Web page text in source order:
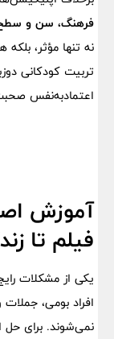
فرهنگ، سن و سطح
نه تنها مؤثر،
تربیت کودکانی
اعتماد‌به‌نفس
آموزش
فیلم تا
یکی از مشکلات
نمی‌شوند. برای